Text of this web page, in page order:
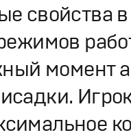
свойства в
момент